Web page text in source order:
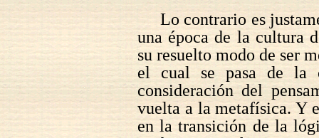
Lo contrario es
una época de la cultura
su resuelto modo de ser
el cual se pasa de la
consideración del
vuelta a la metafísica. Y
en la transición de la